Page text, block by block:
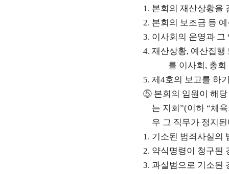
1. 본회의 재산상황을
2. 본회의 보조금 등
3. 이사회의 운영과 그
4. 재산상황, 예산집행
를 이사회 , 총회
5. 제4호의 보고를 하
⑤ 본회의 임원이 해
는 지회”(이하“체
우 그 직무가 정지
1. 기소된 범죄사실의
2. 약식명령이 청구된
3. 과실범으로 기소된